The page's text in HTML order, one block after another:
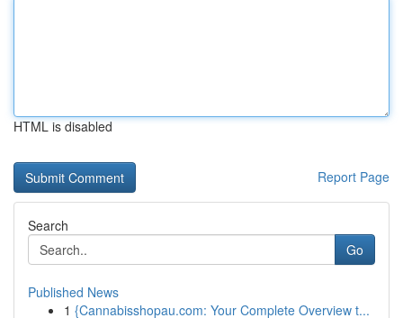
HTML is disabled
Report Page
Search
Go
Published News
1 {Cannabisshopau.com: Your Complete Overview t...